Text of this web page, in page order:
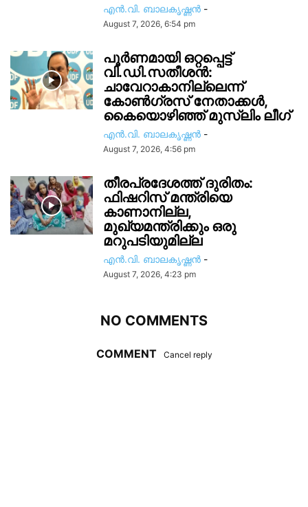
എൻ.വി. ബാലകൃഷ്ണൻ -
August 7, 2026, 6:54 pm
പൂർണമായി ഒറ്റപ്പെട്ട്
വി.ഡി.സതീശൻ:
ചാവേറാകാനില്ലെന്ന്
കോൺഗ്രസ് നേതാക്കൾ,
കൈയൊഴിഞ്ഞ് മുസ്ലിം ലീഗ്
എൻ.വി. ബാലകൃഷ്ണൻ -
August 7, 2026, 4:56 pm
തീരപ്രദേശത്ത് ദുരിതം:
ഫിഷറിസ്‌ മന്ത്രിയെ
കാണാനില്ല,
മുഖ്യമന്ത്രിക്കും ഒരു
മറുപടിയുമില്ല
എൻ.വി. ബാലകൃഷ്ണൻ -
August 7, 2026, 4:23 pm
NO COMMENTS
COMMENT Cancel reply